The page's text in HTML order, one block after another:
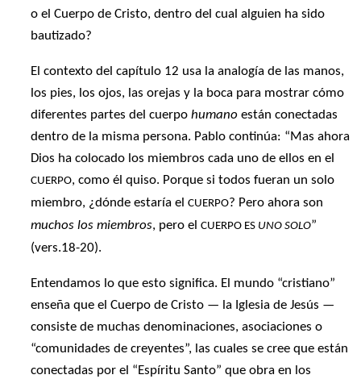
o el Cuerpo de Cristo, dentro del cual alguien ha sido
bautizado?
El contexto del capítulo 12 usa la analogía de las manos,
los pies, los ojos, las orejas y la boca para mostrar cómo
diferentes partes del cuerpohumano están conectadas
dentro de la misma persona. Pablo continúa: “Mas ahora
Dios ha colocado los miembros cada uno de ellos en el
CUERPO, como él quiso. Porque si todos fueran un solo
miembro, ¿dónde estaría elCUERPO? Pero ahora son
muchos los miembros, pero elCUERPO ES UNO SOLO”
(vers.18-20).
Entendamos lo que esto significa. El mundo “cristiano”
enseña que el Cuerpo de Cristo — la Iglesia de Jesús —
consiste de muchas denominaciones, asociaciones o
“comunidades de creyentes”, las cuales se cree que están
conectadas por el “Espíritu Santo” que obra en los